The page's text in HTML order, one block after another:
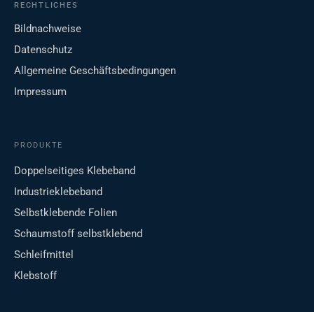
RECHTLICHES
Bildnachweise
Datenschutz
Allgemeine Geschäftsbedingungen
Impressum
PRODUKTE
Doppelseitiges Klebeband
Industrieklebeband
Selbstklebende Folien
Schaumstoff selbstklebend
Schleifmittel
Klebstoff